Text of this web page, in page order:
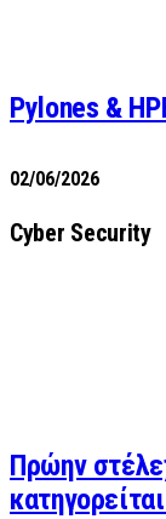
Pylones &
02/06/2026
Cyber Security
Πρώην